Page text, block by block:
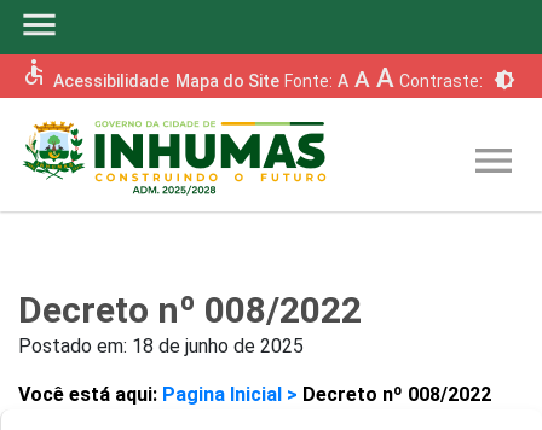
menu
accessible Acessibilidade Mapa do Site Fonte: A A A Contraste: brightness_6
menu
Decreto nº 008/2022
Postado em: 18 de junho de 2025
Você está aqui: Pagina Inicial > Decreto nº 008/2022